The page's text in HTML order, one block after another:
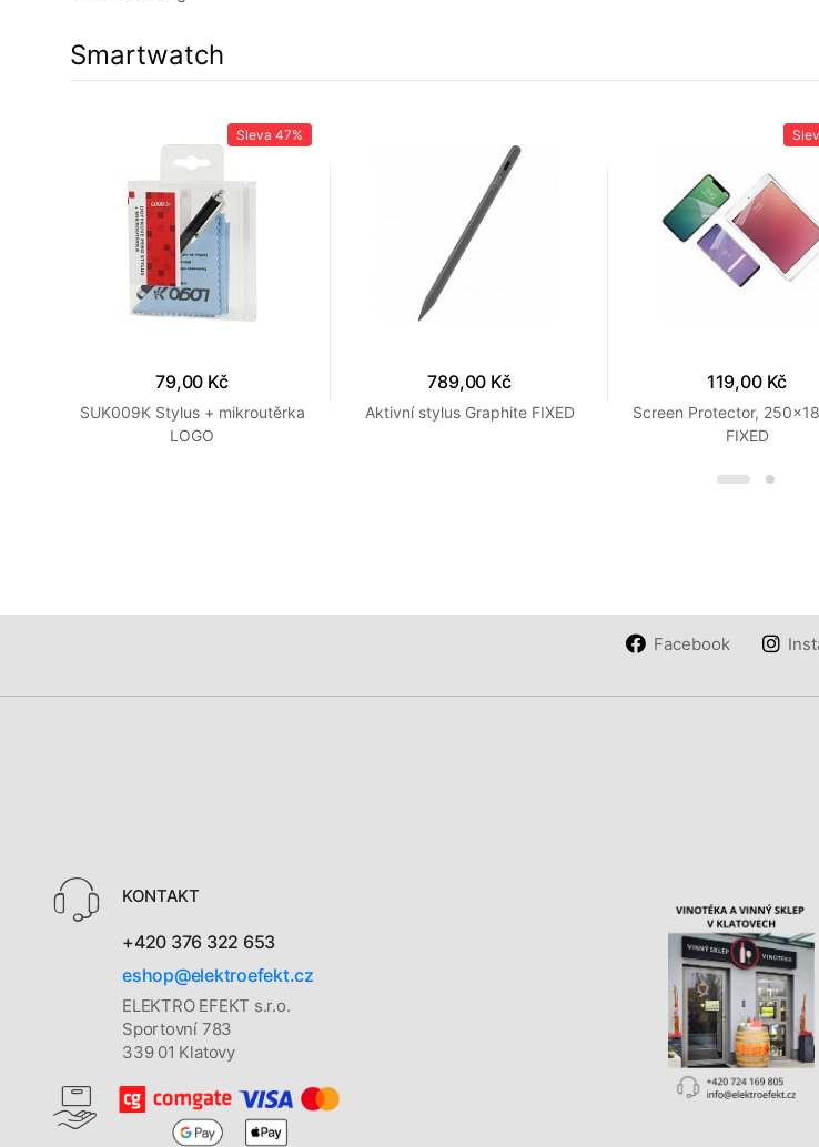
Smartwatch
Sleva 47%
79,00 Kč
SUK009K Stylus + mikroutěrka
LOGO
789,00 Kč
Aktivní stylus Graphite FIXED
119,00 Kč
Screen Protector,
FIXED
Facebook
KONTAKT
+420 376 322 653
eshop@elektroefekt.cz
ELEKTRO EFEKT s.r.o.
Sportovní 783
339 01 Klatovy